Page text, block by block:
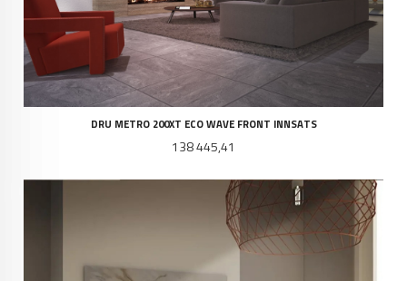
DRU METRO 200XT ECO WAVE FRONT INNSATS
Pris
138 445,41